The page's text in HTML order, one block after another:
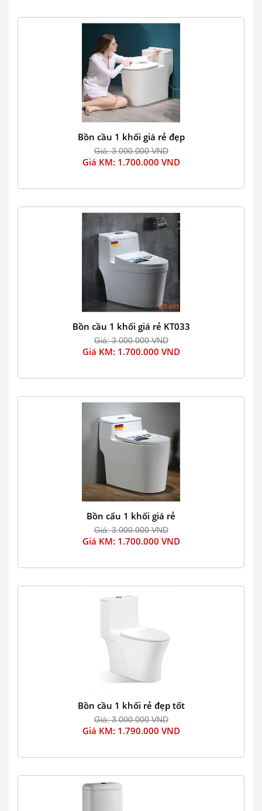
Bồn cầu 1 khối giá rẻ đẹp
Giá: 3.000.000 VND
Giá KM: 1.700.000 VND
Bồn cầu 1 khối giá rẻ KT033
Giá: 3.000.000 VND
Giá KM: 1.700.000 VND
Bồn cấu 1 khối giá rẻ
Giá: 3.000.000 VND
Giá KM: 1.700.000 VND
Bồn cầu 1 khối rẻ đẹp tốt
Giá: 3.000.000 VND
Giá KM: 1.790.000 VND